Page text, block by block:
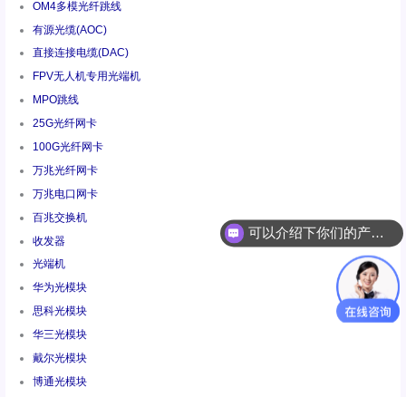
OM4多模光纤跳线
有源光缆(AOC)
直接连接电缆(DAC)
FPV无人机专用光端机
MPO跳线
25G光纤网卡
100G光纤网卡
万兆光纤网卡
万兆电口网卡
百兆交换机
收发器
光端机
华为光模块
思科光模块
华三光模块
戴尔光模块
博通光模块
你们是怎么收费的呢